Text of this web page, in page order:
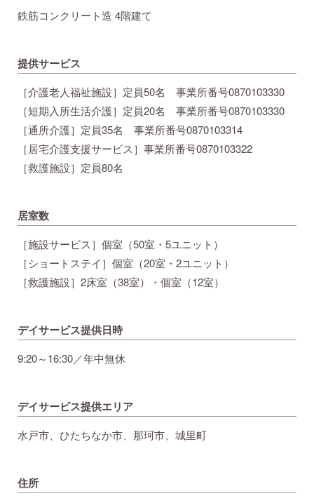
鉄筋コンクリート造 4階建て
提供サービス
［介護老人福祉施設］定員50名 事業所番号0870103330
［短期入所生活介護］定員20名 事業所番号0870103330
［通所介護］定員35名 事業所番号0870103314
［居宅介護支援サービス］事業所番号0870103322
［救護施設］定員80名
居室数
［施設サービス］個室（50室・5ユニット）
［ショートステイ］個室（20室・2ユニット）
［救護施設］2床室（38室）・個室（12室）
デイサービス提供日時
9:20～16:30／年中無休
デイサービス提供エリア
水戸市、ひたちなか市、那珂市、城里町
住所